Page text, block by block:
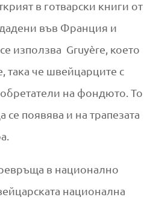
в готварски книги от
във Франция и
използва Gruyère, което
така че швейцарците с
на фондюто. То
се появява и на трапезата
в национално
национална